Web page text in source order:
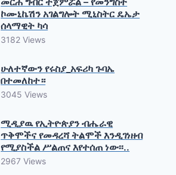
ኮሙኒኬሽን አገልግሎት ሚኒስትር ዴኤታ
ሰላማዊት ካሳ
3182 Views
ሁለተኛውን የሩስያ_አፍሪካ ጉባኤ
በተመለከተ።
3045 Views
ሚዲያዉ የኢትዮጵያን ብሔራዊ
ጥቅሞችና የመዳረሻ ትልሞች እንዲገነዘብ
የሚያስችል ሥልጠና እየተሰጠ ነው፡፡..
2967 Views